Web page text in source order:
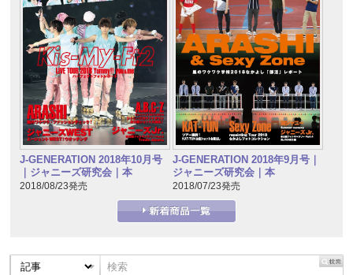
J-GENERATION 2018年10月号
｜ジャニーズ研究会｜本
2018/08/23発売
J-GENERATION 2018年9月号｜
ジャニーズ研究会｜本
2018/07/23発売